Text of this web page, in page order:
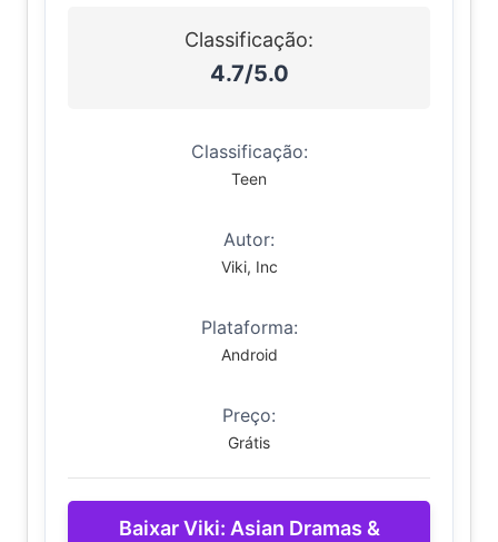
Classificação:
4.7/5.0
Classificação:
Teen
Autor:
Viki, Inc
Plataforma:
Android
Preço:
Grátis
Baixar Viki: Asian Dramas &